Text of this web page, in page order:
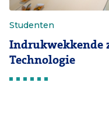
Studenten
Indrukwekkende
Technologie